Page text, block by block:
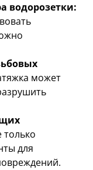
водорозетки:
может
только
для